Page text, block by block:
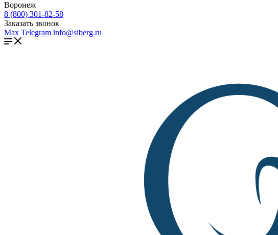
Воронеж
8 (800) 301-82-58
Заказать звонок
Max Telegram info@siberg.ru